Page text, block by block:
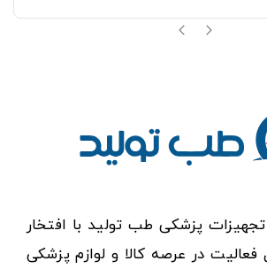
تجهیزات پزشکی طب تولید با افتخار
به ۱۰ سال فعالیت در عرصه کالا و لوازم پزشکی